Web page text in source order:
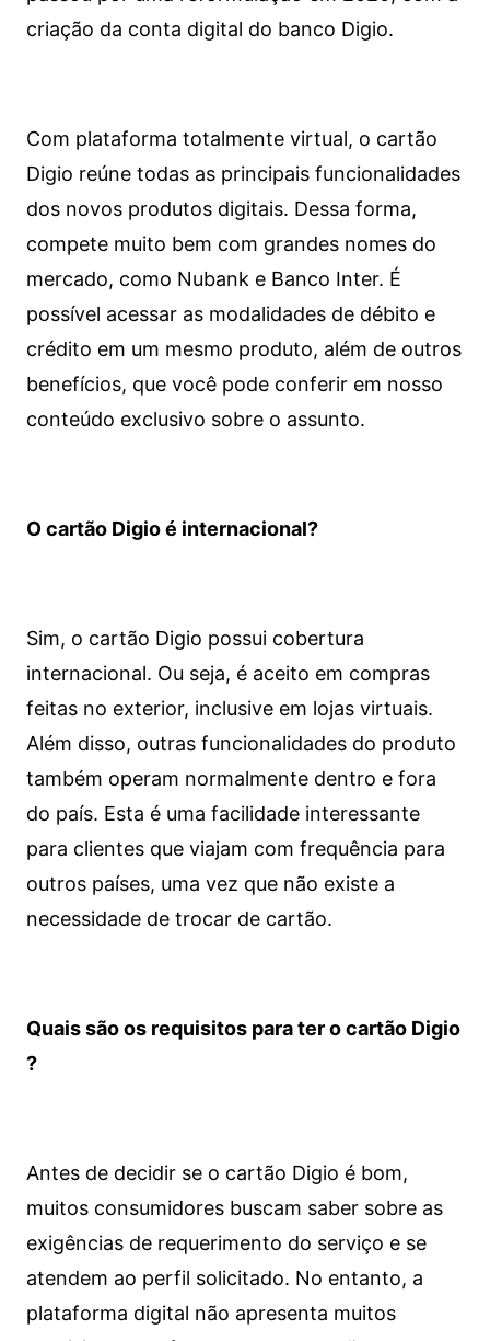
criação da conta digital do banco Digio.
Com plataforma totalmente virtual, o cartão
Digio reúne todas as principais funcionalidades
dos novos produtos digitais. Dessa forma,
compete muito bem com grandes nomes do
mercado, como Nubank e Banco Inter. É
possível acessar as modalidades de débito e
crédito em um mesmo produto, além de outros
benefícios, que você pode conferir em nosso
conteúdo exclusivo sobre o assunto.
O cartão Digio é internacional?
Sim, o cartão Digio possui cobertura
internacional. Ou seja, é aceito em compras
feitas no exterior, inclusive em lojas virtuais.
Além disso, outras funcionalidades do produto
também operam normalmente dentro e fora
do país. Esta é uma facilidade interessante
para clientes que viajam com frequência para
outros países, uma vez que não existe a
necessidade de trocar de cartão.
Quais são os requisitos para ter o cartão Digio
?
Antes de decidir se o cartão Digio é bom,
muitos consumidores buscam saber sobre as
exigências de requerimento do serviço e se
atendem ao perfil solicitado. No entanto, a
plataforma digital não apresenta muitos